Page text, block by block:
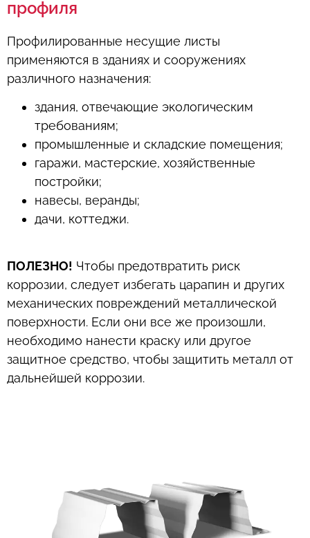
профиля
Профилированные несущие листы
применяются в зданиях и сооружениях
различного назначения:
здания, отвечающие экологическим
требованиям;
промышленные и складские помещения;
гаражи, мастерские, хозяйственные
постройки;
навесы, веранды;
дачи, коттеджи.
ПОЛЕЗНО! Чтобы предотвратить риск
коррозии, следует избегать царапин и других
механических повреждений металлической
поверхности. Если они все же произошли,
необходимо нанести краску или другое
защитное средство, чтобы защитить металл от
дальнейшей коррозии.